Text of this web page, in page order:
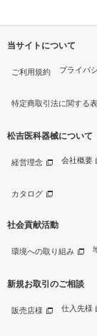
当サイトについて
ご利用規約 プライバ
特定商取引法に関する
松吉医科器械について
経営理念 会社概要
カタログ
社会貢献活動
環境への取り組み
新規お取引のご相談
販売店様 仕入先様